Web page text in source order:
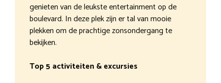
genieten van de leukste entertainment op de
boulevard. In deze plek zijn er tal van mooie
plekken om de prachtige zonsondergang te
bekijken.
Top 5 activiteiten & excursies